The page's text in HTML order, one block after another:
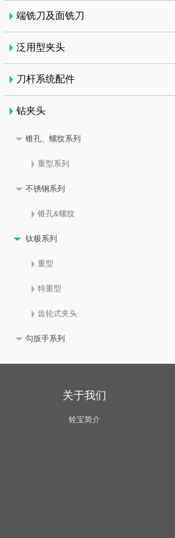
端铣刀及面铣刀
泛用型夹头
刀杆系统配件
钻夹头
锥孔、螺纹系列
重型系列
不锈钢系列
锥孔&螺纹
钛极系列
重型
特重型
齿轮式夹头
勾扳手系列
关于我们
铨宝简介